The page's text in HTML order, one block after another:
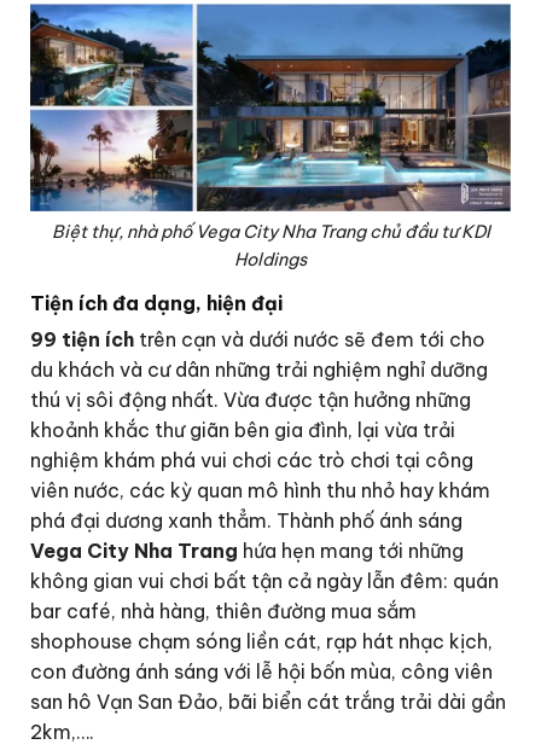
Biệt thự, nhà phố Vega City Nha Trang chủ đầu tư KDI
Holdings
Tiện ích đa dạng, hiện đại
99 tiện ích trên cạn và dưới nước sẽ đem tới cho
du khách và cư dân những trải nghiệm nghỉ dưỡng
thú vị sôi động nhất. Vừa được tận hưởng những
khoảnh khắc thư giãn bên gia đình, lại vừa trải
nghiệm khám phá vui chơi các trò chơi tại công
viên nước, các kỳ quan mô hình thu nhỏ hay khám
phá đại dương xanh thẳm. Thành phố ánh sáng
Vega City Nha Trang hứa hẹn mang tới những
không gian vui chơi bất tận cả ngày lẫn đêm: quán
bar café, nhà hàng, thiên đường mua sắm
shophouse chạm sóng liền cát, rạp hát nhạc kịch,
con đường ánh sáng với lễ hội bốn mùa, công viên
san hô Vạn San Đảo, bãi biển cát trắng trải dài gần
2km,….